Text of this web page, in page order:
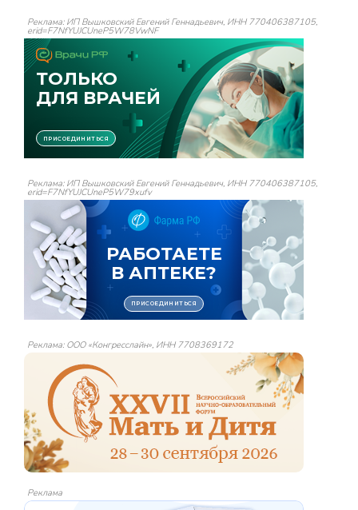
Реклама: ИП Вышковский Евгений Геннадьевич, ИНН 770406387105,
erid=F7NfYUJCUneP5W78VwNF
Реклама: ИП Вышковский Евгений Геннадьевич, ИНН 770406387105,
erid=F7NfYUJCUneP5W79xufv
Реклама: ООО «Конгресслайн», ИНН 7708369172
Реклама